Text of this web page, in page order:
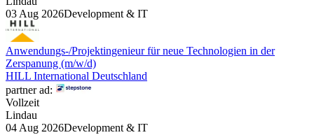
03 Aug 2026Development & IT
Anwendungs-/Projektingenieur für neue Technologien in der
Zerspanung (m/w/d)
HILL International Deutschland
partner ad:
Vollzeit
Lindau
04 Aug 2026Development & IT